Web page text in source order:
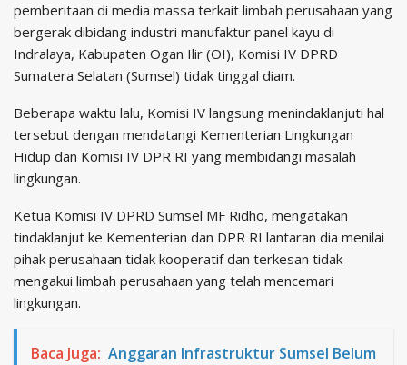
pemberitaan di media massa terkait limbah perusahaan yang
bergerak dibidang industri manufaktur panel kayu di
Indralaya, Kabupaten Ogan Ilir (OI), Komisi IV DPRD
Sumatera Selatan (Sumsel) tidak tinggal diam.
Beberapa waktu lalu, Komisi IV langsung menindaklanjuti hal
tersebut dengan mendatangi Kementerian Lingkungan
Hidup dan Komisi IV DPR RI yang membidangi masalah
lingkungan.
Ketua Komisi IV DPRD Sumsel MF Ridho, mengatakan
tindaklanjut ke Kementerian dan DPR RI lantaran dia menilai
pihak perusahaan tidak kooperatif dan terkesan tidak
mengakui limbah perusahaan yang telah mencemari
lingkungan.
Baca Juga: Anggaran Infrastruktur Sumsel Belum